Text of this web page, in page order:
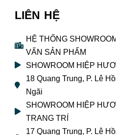
LIÊN HỆ
HỆ THỐNG
VẤN SẢN PHẨM
SHOWROOM HIỆP
18 Quang Trung, P. Lê
Ngãi
SHOWROOM HIỆP
TRANG TRÍ
17 Quang Trung, P. Lê